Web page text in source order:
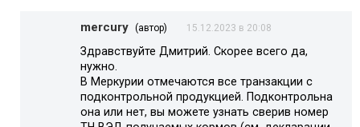
mercury (автор) 15.12.2023 в 20:08
Здравствуйте Дмитрий. Скорее всего да,
нужно.
В Меркурии отмечаются все транзакции с
подконтрольной продукцией. Подконтрольна
она или нет, вы можете узнать сверив номер